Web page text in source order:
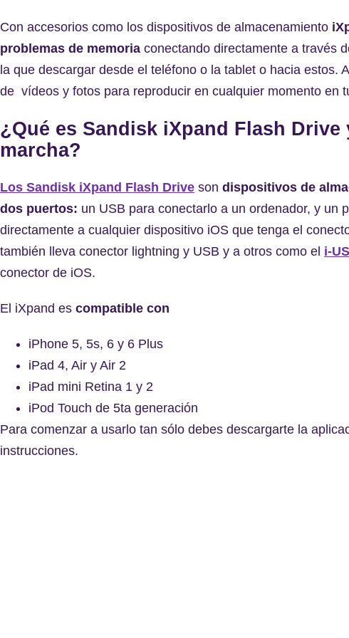
Con accesorios como los dispositivos de almacenamiento
problemas de memoria conectando directamente a través
la que descargar desde el teléfono o la tablet o hacia estos.
de vídeos y fotos para reproducir en cualquier momento en
¿Qué es Sandisk iXpand Flash Drive
marcha?
Los Sandisk iXpand Flash Drive son dispositivos de
dos puertos: un USB para conectarlo a un ordenador, y un
directamente a cualquier dispositivo iOS que tenga el
también lleva conector lightning y USB y a otros como el i-
conector de iOS.
El iXpand es compatible con
iPhone 5, 5s, 6 y 6 Plus
iPad 4, Air y Air 2
iPad mini Retina 1 y 2
iPod Touch de 5ta generación
Para comenzar a usarlo tan sólo debes descargarte la
instrucciones.